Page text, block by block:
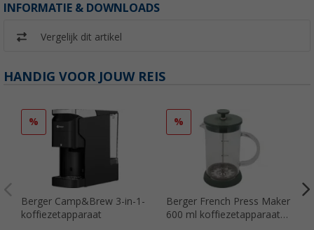
INFORMATIE & DOWNLOADS
Vergelijk dit artikel
HANDIG VOOR JOUW REIS
%
Berger Camp&Brew 3-in-1-
koffiezetapparaat
%
Berger French Press Maker
600 ml koffiezetapparaat